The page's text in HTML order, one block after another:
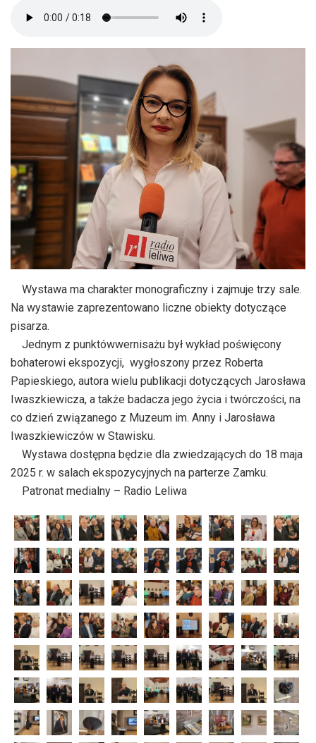
Wystawa ma charakter monograficzny i zajmuje trzy sale.
Na wystawie zaprezentowano liczne obiekty dotyczące
pisarza.
Jednym z punktówwernisażu był wykład poświęcony
bohaterowi ekspozycji, wygłoszony przez Roberta
Papieskiego, autora wielu publikacji dotyczących Jarosława
Iwaszkiewicza, a także badacza jego życia i twórczości, na
co dzień związanego z Muzeum im. Anny i Jarosława
Iwaszkiewiczów w Stawisku.
Wystawa dostępna będzie dla zwiedzających do 18 maja
2025 r. w salach ekspozycyjnych na parterze Zamku.
Patronat medialny – Radio Leliwa